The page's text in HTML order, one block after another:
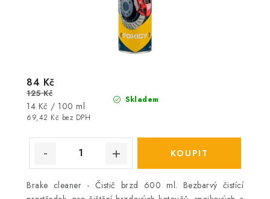
Skladem
69,42 Kč bez DPH
84 Kč
125 Kč
Měrná
cena:
14 Kč / 100 ml
Brake cleaner - Čistič brzd 600 ml. Bezbarvý čistící